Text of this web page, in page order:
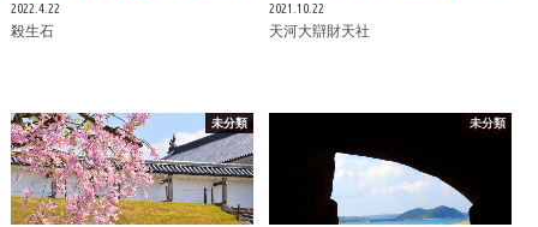
2022.4.22
殺生石
2021.10.22
天河大辯財天社
未分類 未分類